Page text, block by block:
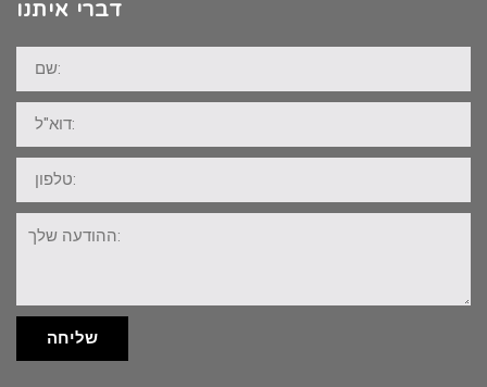
דברי איתנו
שם:
דוא"ל:
טלפון:
ההודעה
שלך:
שליחה